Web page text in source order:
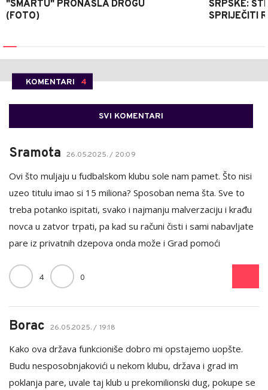
"SMARTU" PRONAŠLA DROGU
(FOTO)
SRPSKE:
SPRIJEČITI
KOMENTARI 4
SVI KOMENTARI
Sramota 26.05.2025. / 20:09
Ovi što muljaju u fudbalskom klubu sole nam pamet. Što nisi
uzeo titulu imao si 15 miliona? Sposoban nema šta. Sve to
treba potanko ispitati, svako i najmanju malverzaciju i krađu
novca u zatvor trpati, pa kad su računi čisti i sami nabavljate
pare iz privatnih dzepova onda može i Grad pomoći
4 0
Borac 26.05.2025. / 19:18
Kako ova država funkcioniše dobro mi opstajemo uopšte.
Budu nesposobnjakovići u nekom klubu, država i grad im
poklanja pare, uvale taj klub u prekomilionski dug, pokupe se